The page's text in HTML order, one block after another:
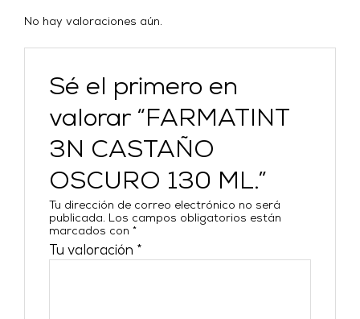
No hay valoraciones aún.
Sé el primero en
valorar “FARMATINT
3N CASTAÑO
OSCURO 130 ML.”
Tu dirección de correo electrónico no será
publicada. Los campos obligatorios están
marcados con*
Tu valoración *